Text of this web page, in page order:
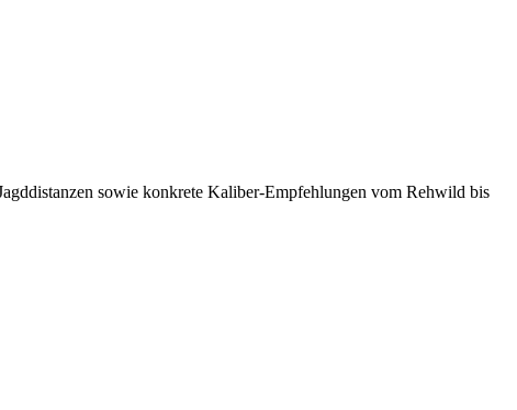
sowie konkrete Kaliber-Empfehlungen vom Rehwild bis